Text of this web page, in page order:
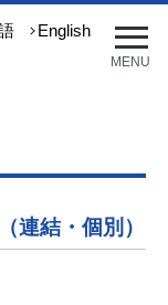
メ
ニ
ュ
MENU
English
結・個別）